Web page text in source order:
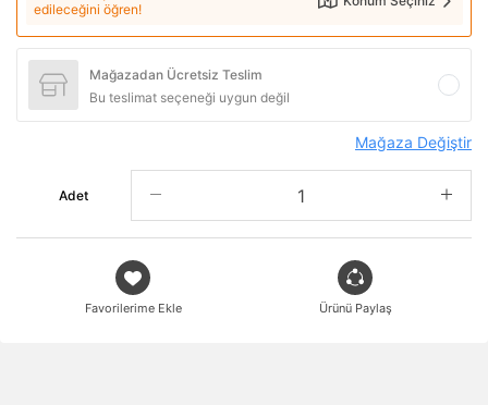
edileceğini öğren!
Mağazadan Ücretsiz Teslim
Bu teslimat seçeneği uygun değil
Mağaza Değiştir
Adet
Favorilerime Ekle Ürünü Paylaş